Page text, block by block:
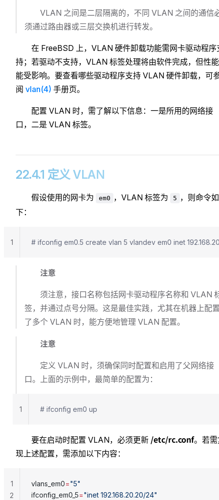
VLAN 之间是二层隔离的，不同 VLAN 之间的通信
须通过路由器或三层交换机进行转发。
在 FreeBSD 上，VLAN 硬件卸载功能需网卡驱动程序
持；若驱动不支持，VLAN 标签处理将由软件完成，但性
能受影响。要查看哪些驱动程序支持 VLAN 硬件卸载，可
阅 vlan(4) 手册页。
配置 VLAN 时，需了解以下信息：一是所用的网络接
口，二是 VLAN 标签。
22.4.1 定义 VLAN
假设使用的网卡为 em0 ，VLAN 标签为 5 ，则命令如
下：
# ifconfig em0.5 create vlan 5 vlandev em0 inet
1
注意
须注意，接口名称包括网卡驱动程序名称和 VLAN
签，并通过点号分隔。这是最佳实践，尤其在机器上配
了多个 VLAN 时，能方便地管理 VLAN 配置。
注意
定义 VLAN 时，须确保同时配置和启用了父网络接
口。上面的示例中，最简单的配置为：
# ifconfig em0 up
1
要在启动时配置 VLAN，必须更新 /etc/rc.conf。若
现上述配置，需添加以下内容：
vlans_em0="5"
ifconfig_em0_5="inet 192.168.20.20/24"
1
2